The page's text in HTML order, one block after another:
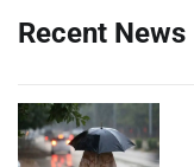
Recent News